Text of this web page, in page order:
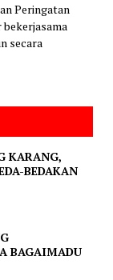
Peringatan
bekerjasama
secara
KARANG,
BEDAKAN
BAGAIMADU